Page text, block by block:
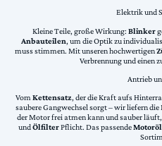
Elektrik und
Kleine Teile, große Wirkung: Blinker
Anbauteilen, um die Optik zu
muss stimmen. Mit unseren hochwertigen
Verbrennung und einen
Antrieb
VomKettensatz, der die Kraft aufs
saubere Gangwechsel sorgt – wir liefern
der Motor frei atmen kann und sauber
undÖlfilterPflicht. Das passendeMotoröl